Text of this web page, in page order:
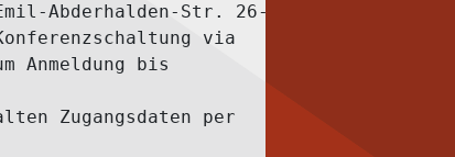
Abderhalden-Str. 26-
via
Anmeldung bis
Zugangsdaten per